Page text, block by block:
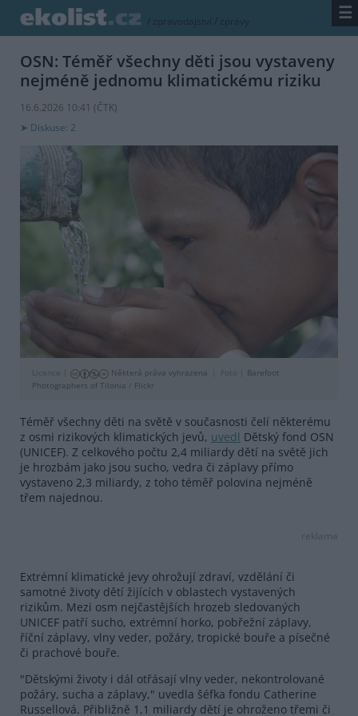
/ zpravodajství / zprávy ☰
OSN: Téměř všechny děti jsou vystaveny
nejméně jednomu klimatickému riziku
16.6.2026 10:41 (ČTK)
Diskuse: 2
Licence | Některá práva vyhrazena Foto |
Barefoot
Photographers of Tilonia
Flickr
Téměř všechny děti na světě v současnosti čelí některému
z osmi rizikových klimatických jevů, uvedl Dětský fond OSN
(UNICEF). Z celkového počtu 2,4 miliardy dětí na světě jich
je hrozbám jako jsou sucho, vedra či záplavy přímo
vystaveno 2,3 miliardy, z toho téměř polovina nejméně
třem najednou.
reklama
Extrémní klimatické jevy ohrožují zdraví, vzdělání či
samotné životy dětí žijících v oblastech vystavených
rizikům. Mezi osm nejčastějších hrozeb sledovaných
UNICEF patří sucho, extrémní horko, pobřežní záplavy,
říční záplavy, vlny veder, požáry, tropické bouře a písečné
či prachové bouře.
"Dětskými životy i dál otřásají vlny veder, nekontrolované
požáry, sucha a záplavy," uvedla šéfka fondu Catherine
Russellová. Přibližně 1,1 miliardy dětí je ohroženo třemi či